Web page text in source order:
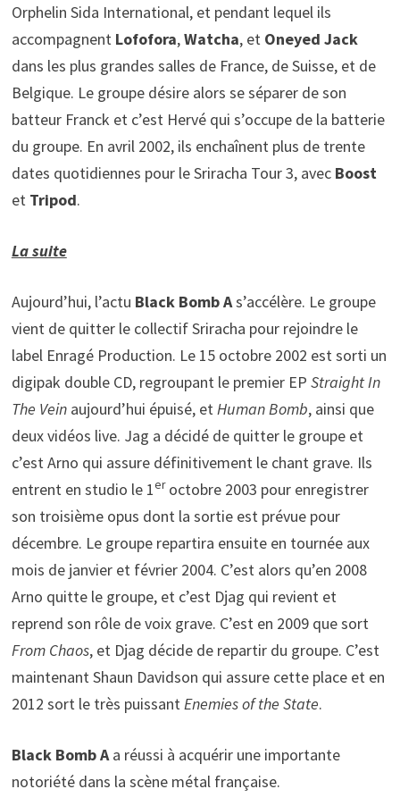
Orphelin Sida International, et pendant lequel ils
accompagnent Lofofora,Watcha, et Oneyed Jack
dans les plus grandes salles de France, de Suisse, et de
Belgique. Le groupe désire alors se séparer de son
batteur Franck et c’est Hervé qui s’occupe de la batterie
du groupe. En avril 2002, ils enchaînent plus de trente
dates quotidiennes pour le Sriracha Tour 3, avecBoost
et Tripod.
La suite
Aujourd’hui, l’actu Black Bomb As’accélère. Le groupe
vient de quitter le collectif Sriracha pour rejoindre le
label Enragé Production. Le 15 octobre 2002 est sorti un
digipak double CD, regroupant le premier EP Straight In
The Veinaujourd’hui épuisé, etHuman Bomb, ainsi que
deux vidéos live. Jag a décidé de quitter le groupe et
c’est Arno qui assure définitivement le chant grave. Ils
entrent en studio le 1eroctobre 2003 pour enregistrer
son troisième opus dont la sortie est prévue pour
décembre. Le groupe repartira ensuite en tournée aux
mois de janvier et février 2004. C’est alors qu’en 2008
Arno quitte le groupe, et c’est Djag qui revient et
reprend son rôle de voix grave. C’est en 2009 que sort
From Chaos, et Djag décide de repartir du groupe. C’est
maintenant Shaun Davidson qui assure cette place et en
2012 sort le très puissantEnemies of the State.
Black Bomb Aa réussi à acquérir une importante
notoriété dans la scène métal française.